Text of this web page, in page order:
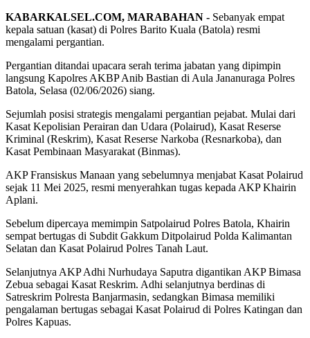
KABARKALSEL.COM, MARABAHAN - Sebanyak empat
kepala satuan (kasat) di Polres Barito Kuala (Batola) resmi
mengalami pergantian.
Pergantian ditandai upacara serah terima jabatan yang dipimpin
langsung Kapolres AKBP Anib Bastian di Aula Jananuraga Polres
Batola, Selasa (02/06/2026) siang.
Sejumlah posisi strategis mengalami pergantian pejabat. Mulai dari
Kasat Kepolisian Perairan dan Udara (Polairud), Kasat Reserse
Kriminal (Reskrim), Kasat Reserse Narkoba (Resnarkoba), dan
Kasat Pembinaan Masyarakat (Binmas).
AKP Fransiskus Manaan yang sebelumnya menjabat Kasat Polairud
sejak 11 Mei 2025, resmi menyerahkan tugas kepada AKP Khairin
Aplani.
Sebelum dipercaya memimpin Satpolairud Polres Batola, Khairin
sempat bertugas di Subdit Gakkum Ditpolairud Polda Kalimantan
Selatan dan Kasat Polairud Polres Tanah Laut.
Selanjutnya AKP Adhi Nurhudaya Saputra digantikan AKP Bimasa
Zebua sebagai Kasat Reskrim. Adhi selanjutnya berdinas di
Satreskrim Polresta Banjarmasin, sedangkan Bimasa memiliki
pengalaman bertugas sebagai Kasat Polairud di Polres Katingan dan
Polres Kapuas.